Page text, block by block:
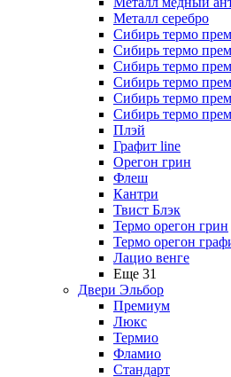
Металл серебро
Сибирь термо
Сибирь термо
Сибирь термо
Сибирь термо
Сибирь термо
Сибирь термо
Плэй
Графит line
Орегон грин
Флеш
Кантри
Твист Блэк
Термо орегон грин
Термо орегон
Лацио венге
Еще 31
Двери Эльбор
Премиум
Люкс
Термио
Фламио
Стандарт